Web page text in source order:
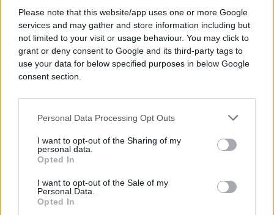
Please note that this website/app uses one or more Google
services and may gather and store information including but
not limited to your visit or usage behaviour. You may click to
grant or deny consent to Google and its third-party tags to
use your data for below specified purposes in below Google
consent section.
Personal Data Processing Opt Outs
I want to opt-out of the Sharing of my
personal data.
Opted In
I want to opt-out of the Sale of my
Personal Data.
Opted In
onakav kakav jeste. Predugo ste se borili protiv
okolnosti i pokušavali promijeniti ono što ne
možete kontrolisati, zbog čega ste sebi uskraćivali
radost jednostavnog uživanja u svakodnevici.
Mjesec u Ovnu budi vašu snažnu nezavisnu prirodu
sada shvatate da jeste i da je vrijeme da iz njega
izvučete ono najbolje.
Prihvatanje onoga što imate vraća vam osjećaj
kontrole i unutrašnje snage. Tokom ove snažne
lunacije otvarate se radosti i pozitivnim
promjenama. Upravo ta promjena perspektive